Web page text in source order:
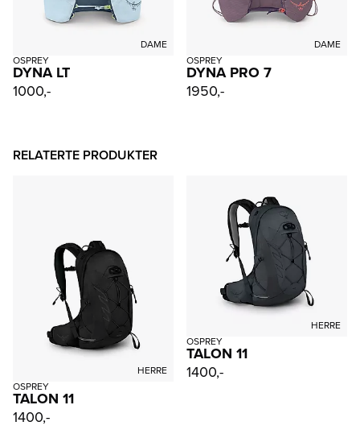
DAME
OSPREY
DYNA LT
1000,-
DAME
OSPREY
DYNA PRO 7
1950,-
RELATERTE PRODUKTER
HERRE
OSPREY
TALON 11
1400,-
HERRE
OSPREY
TALON 11
1400,-